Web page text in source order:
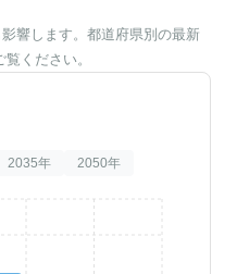
響します。都道府県別の最新
覧ください。
2035年 2050年